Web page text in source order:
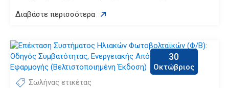
Διαβάστε περισσότερα
30
Οκτώβριος
Σωλήνας ετικέτας